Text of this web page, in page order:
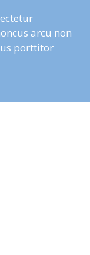
arcu non
porttitor